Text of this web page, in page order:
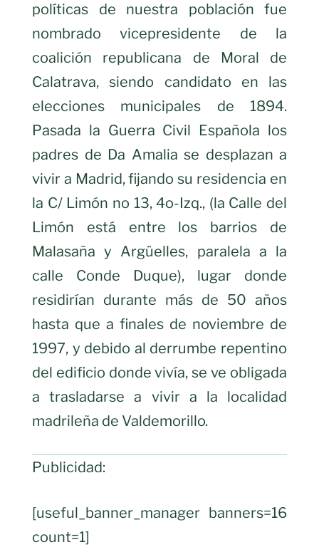
políticas de nuestra población fue
nombrado vicepresidente de la
coalición republicana de Moral de
Calatrava, siendo candidato en las
elecciones municipales de 1894.
Pasada la Guerra Civil Española los
padres de Da Amalia se desplazan a
vivir a Madrid, fijando su residencia en
la C/ Limón no 13, 4o-Izq., (la Calle del
Limón está entre los barrios de
Malasaña y Argüelles, paralela a la
calle Conde Duque), lugar donde
residirían durante más de 50 años
hasta que a finales de noviembre de
1997, y debido al derrumbe repentino
del edificio donde vivía, se ve obligada
a trasladarse a vivir a la localidad
madrileña de Valdemorillo.
Publicidad:
[useful_banner_manager banners=16
count=1]